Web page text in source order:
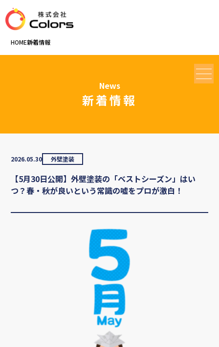
HOME新着情報
News
新着情報
2026.05.30 外壁塗装
【5月30日公開】外壁塗装の「ベストシーズン」はい
つ？春・秋が良いという常識の嘘をプロが激白！